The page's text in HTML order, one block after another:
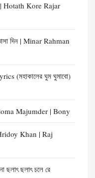
Hotath Kore Rajar
দিন | Minar Rahman
(মহাকালের ঘুম ঘুমাবো)
Majumder | Bony
Khan | Raj
ছলাৎ চলে রে